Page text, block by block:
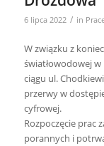
6 lipca 2022 / in
W związku z
światłowodowej
ciągu ul.
przerwy w
cyfrowej.
Rozpoczęcie prac
porannych i